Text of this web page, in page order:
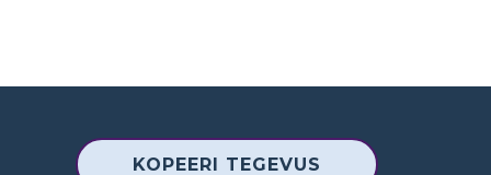
KOPEERI TEGEVUS